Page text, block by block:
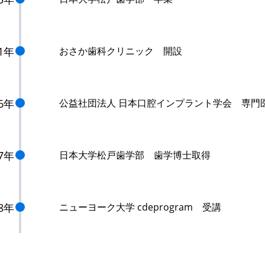
年 おさか歯科クリニック 開設
年 公益社団法人 日本口腔インプラント学会 専門
年 日本大学松戸歯学部 歯学博士取得
年 ニューヨーク大学 cdeprogram 受講